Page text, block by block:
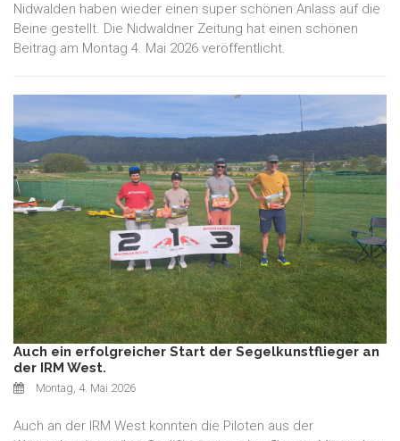
Nidwalden haben wieder einen super schönen Anlass auf die
Beine gestellt. Die Nidwaldner Zeitung hat einen schönen
Beitrag am Montag 4. Mai 2026 veröffentlicht.
Auch ein erfolgreicher Start der Segelkunstflieger an
der IRM West.
Montag, 4. Mai 2026
Auch an der IRM West konnten die Piloten aus der